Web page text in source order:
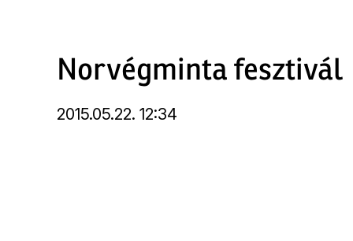
Norvégminta fesztivál
2015.05.22. 12:34